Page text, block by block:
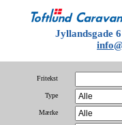
Jyllandsgade
Fritekst
Type
Mærke